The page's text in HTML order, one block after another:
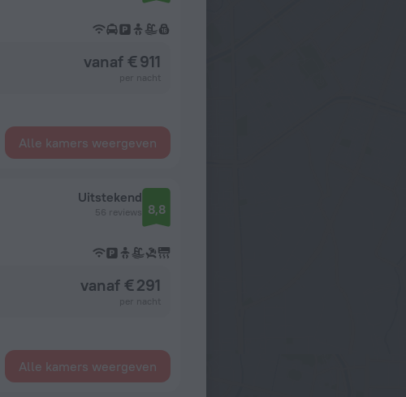
vanaf € 911
Alle kamers weergeven
Uitstekend
56 reviews 8,8
vanaf € 291
Alle kamers weergeven